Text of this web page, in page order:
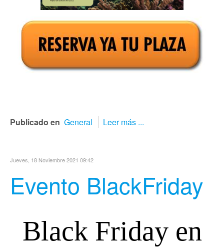
Publicado en General Leer más ...
Jueves, 18 Noviembre 2021 09:42
Evento BlackFriday
Black Friday en